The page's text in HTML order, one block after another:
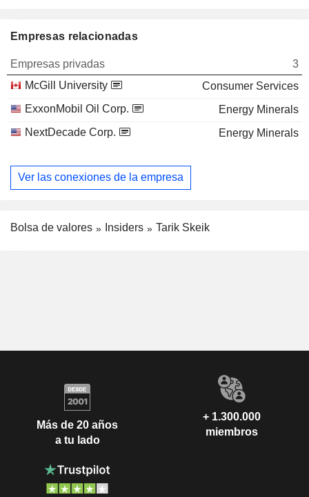
Empresas relacionadas
Empresas privadas
3
McGill University
Consumer Services
ExxonMobil Oil Corp.
Energy Minerals
NextDecade Corp.
Energy Minerals
Ver las conexiones de la empresa
Bolsa de valores Insiders Tarik Skeik
Más de 20 años
a tu lado
+ 1.300.000
miembros